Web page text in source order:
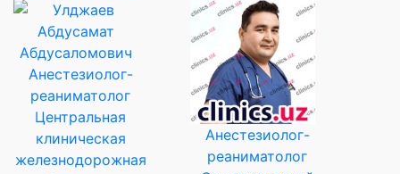
Анестезиолог-
реаниматолог
Центральная
клиническая
железнодорожная
Анестезиолог-
реаниматолог